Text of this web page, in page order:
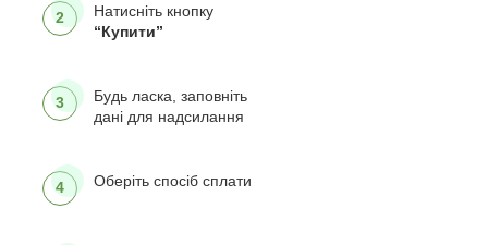
2
Натисніть кнопку
“Купити”
3
Будь ласка, заповніть
дані для надсилання
4 Оберіть спосіб сплати